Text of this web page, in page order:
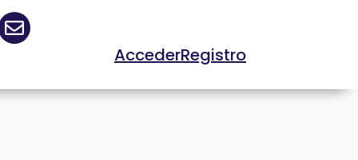
AccederRegistro